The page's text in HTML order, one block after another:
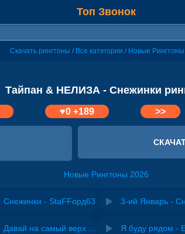
Топ Звонок
Скачать рингтоны / Все категории / Новые
Тайпан & НЕЛИЗА - Снежинки
♥0+189 >>
Новые Рингтоны 2026
Снежинки - StaFFорд63 3-ий Январь -
Я буду рядом -